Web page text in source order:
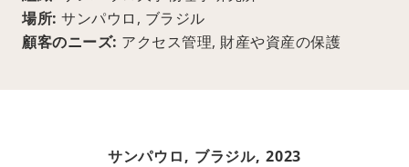
場所: サンパウロ, ブラジル
顧客のニーズ: アクセス管理, 財産や資産の保護
サンパウロ, ブラジル, 2023